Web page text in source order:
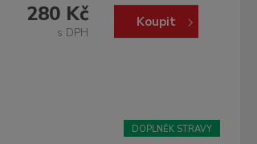
280 Kč
s DPH
Koupit
DOPLNĚK STRAVY